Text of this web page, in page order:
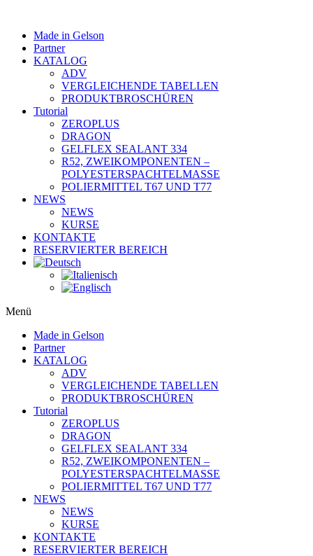
Made in Gelson
Partner
KATALOG
ADV
VERGLEICHENDE TABELLEN
PRODUKTBROSCHÜREN
Tutorial
ZEROPLUS
DRAGON
GELFLEX SEALANT 334
R52, ZWEIKOMPONENTEN –
POLYESTERSPACHTELMASSE
POLIERMITTEL T67 UND T77
NEWS
NEWS
KURSE
KONTAKTE
RESERVIERTER BEREICH
Menü
Made in Gelson
Partner
KATALOG
ADV
VERGLEICHENDE TABELLEN
PRODUKTBROSCHÜREN
Tutorial
ZEROPLUS
DRAGON
GELFLEX SEALANT 334
R52, ZWEIKOMPONENTEN –
POLYESTERSPACHTELMASSE
POLIERMITTEL T67 UND T77
NEWS
NEWS
KURSE
KONTAKTE
RESERVIERTER BEREICH